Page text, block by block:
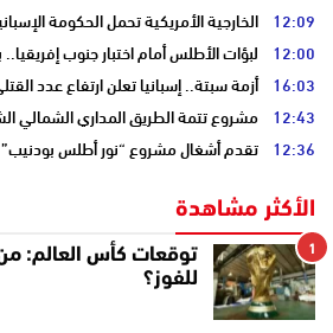
12:09 الخارجية الأمريكية تحمل الحكومة
12:00 لبؤات الأطلس أمام اختبار جنوب
16:03 أزمة سبتة.. إسبانيا تعلن ارتفاع عدد القتلى إلى
12:43 مشروع تتمة الطريق المداري الشمالي
12:36 تقدم أشغال مشروع “نور أطلس بودنيب” بالرشيدية.. إضافة
الأكثر مشاهدة
1
توقعات كأس العالم:
للفوز؟